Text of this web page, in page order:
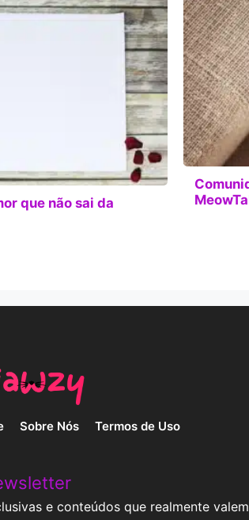
que não sai da
Sobre Nós Termos de Uso
e conteúdos que realmente